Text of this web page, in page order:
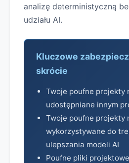
analizę deterministyczną
udziału AI.
Kluczowe
skrócie
Twoje poufne projekty
udostępniane innym
Twoje poufne projekty
wykorzystywane do
ulepszania modeli AI
Poufne pliki